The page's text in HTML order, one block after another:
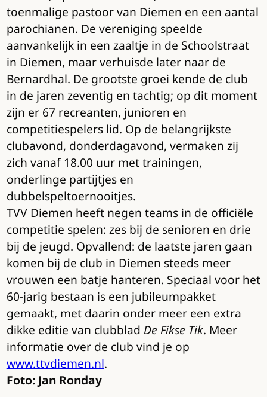
toenmalige pastoor van Diemen en een aantal
parochianen. De vereniging speelde
aanvankelijk in een zaaltje in de Schoolstraat
in Diemen, maar verhuisde later naar de
Bernardhal. De grootste groei kende de club
in de jaren zeventig en tachtig; op dit moment
zijn er 67 recreanten, junioren en
competitiespelers lid. Op de belangrijkste
clubavond, donderdagavond, vermaken zij
zich vanaf 18.00 uur met trainingen,
onderlinge partijtjes en
dubbelspeltoernooitjes.
TVV Diemen heeft negen teams in de officiële
competitie spelen: zes bij de senioren en drie
bij de jeugd. Opvallend: de laatste jaren gaan
komen bij de club in Diemen steeds meer
vrouwen een batje hanteren. Speciaal voor het
60-jarig bestaan is een jubileumpakket
gemaakt, met daarin onder meer een extra
dikke editie van clubblad De Fikse Tik. Meer
informatie over de club vind je op
www.ttvdiemen.nl.
Foto: Jan Ronday